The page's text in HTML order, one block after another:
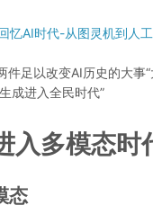
回忆AI时代-从图灵机到人工
件足以改变AI历史的大事
成进入全民时代”
入多模态时
态